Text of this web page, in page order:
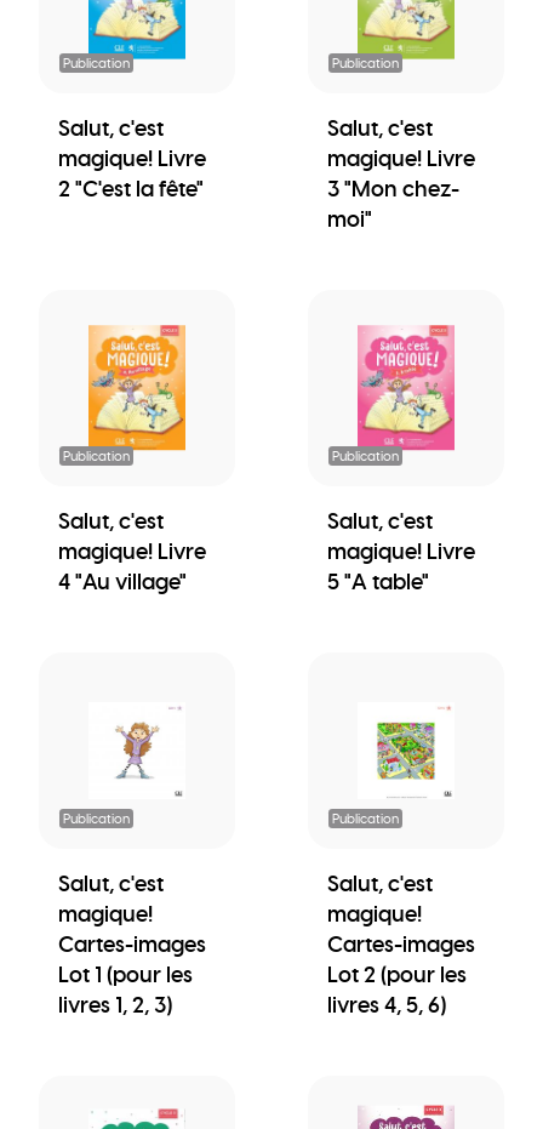
Publication
Salut, c'est
magique! Livre
2 "C'est la fête"
Publication
Salut, c'est
magique! Livre
3 "Mon chez-
moi"
Publication
Salut, c'est
magique! Livre
4 "Au village"
Publication
Salut, c'est
magique! Livre
5 "A table"
Publication
Salut, c'est
magique!
Cartes-images
Lot 1 (pour les
livres 1, 2, 3)
Publication
Salut, c'est
magique!
Cartes-images
Lot 2 (pour les
livres 4, 5, 6)